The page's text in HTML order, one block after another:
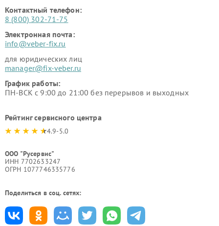
Контактный телефон:
8 (800) 302-71-75
Электронная почта:
info@veber-fix.ru
для юридических лиц
manager@fix-veber.ru
График работы:
ПН-ВСК с 9:00 до 21:00 без перерывов и выходных
Рейтинг сервисного центра
4.9-5.0
ООО "Русервис"
ИНН 7702633247
ОГРН 1077746335776
Поделиться в соц. сетях: